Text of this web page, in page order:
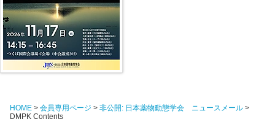
HOME > 会員専用ページ > 非公開: 日本薬物動態学会 ニュースメール >
DMPK Contents